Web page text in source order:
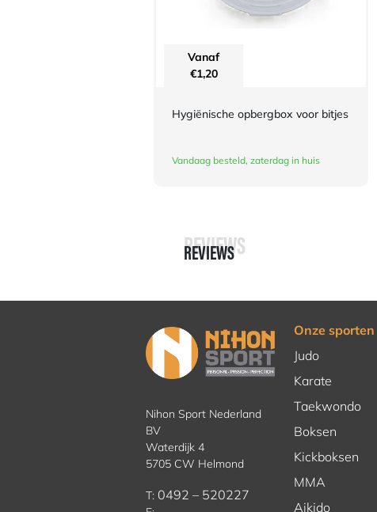
Vanaf
€1,20
Hygiënische opbergbox voor bitjes
Vandaag besteld, zaterdag in huis
REVIEWS
REVIEWS
Nihon Sport Nederland
BV
Waterdijk 4
5705 CW Helmond
T: 0492 – 520227
Onze sporten
Judo
Karate
Taekwondo
Boksen
Kickboksen
MMA
Aikido